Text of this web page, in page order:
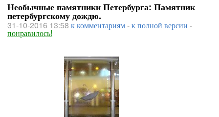
Необычные памятники Петербурга: Памятник
петербургскому дождю.
31-10-2016 13:58 к комментариям-к полной версии -
понравилось!